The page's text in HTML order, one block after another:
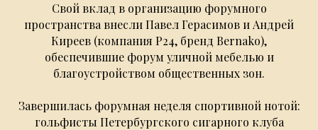
Свой вклад в организацию форумного
пространства внесли Павел Герасимов и Андрей
Киреев (компания P24, бренд Bernako),
обеспечившие форум уличной мебелью и
благоустройством общественных зон.
Завершилась форумная неделя спортивной нотой:
гольфисты Петербургского сигарного клуба